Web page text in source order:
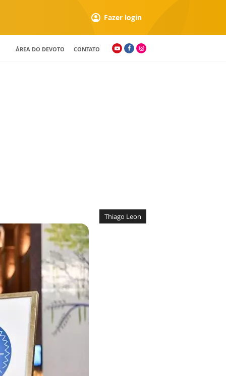
Fazer login
ÁREA DO DEVOTO CONTATO
Thiago Leon